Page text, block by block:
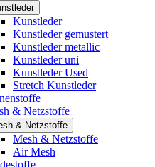
Kunstleder
Kunstleder gemustert
Kunstleder metallic
Kunstleder uni
Kunstleder Used
Stretch Kunstleder
& Netzstoffe
& Netzstoffe
Mesh & Netzstoffe
Air Mesh